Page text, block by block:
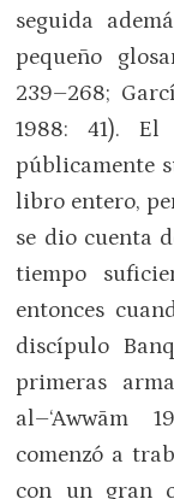
seguida
pequeño
239–268;
1988: 41). El
públicamente
libro entero,
se dio cuenta
tiempo
entonces
discípulo
primeras
al–‘Awwām
comenzó a
con un gran